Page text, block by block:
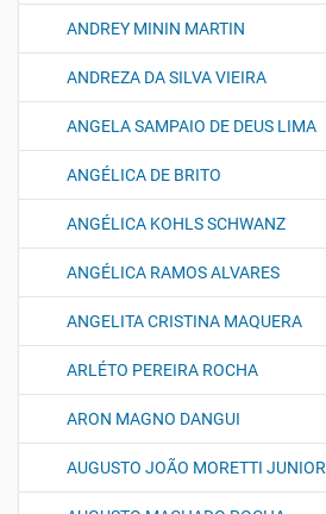
ANDREY MININ MARTIN
ANDREZA DA SILVA VIEIRA
ANGELA SAMPAIO DE DEUS LIMA
ANGÉLICA DE BRITO
ANGÉLICA KOHLS SCHWANZ
ANGÉLICA RAMOS ALVARES
ANGELITA CRISTINA MAQUERA
ARLÉTO PEREIRA ROCHA
ARON MAGNO DANGUI
AUGUSTO JOÃO MORETTI JUNIOR